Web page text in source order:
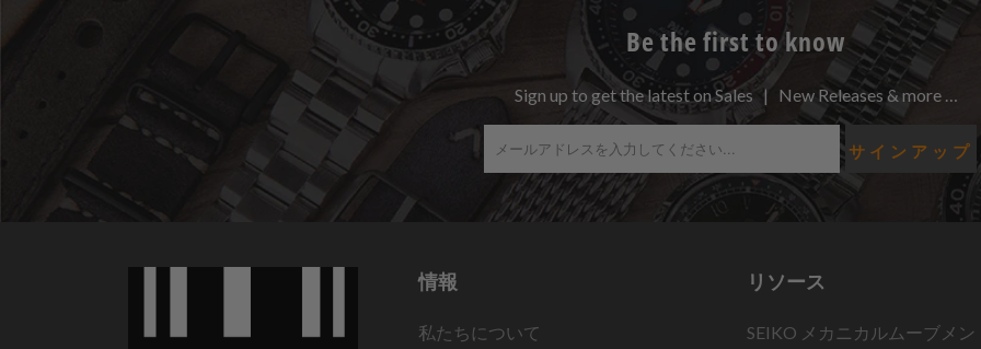
Be the first to know
Sign up to get the latest on Sales | New Releases & more …
情報
私たちについて
リソース
SEIKO メカニカルムーブメン